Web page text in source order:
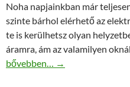
Noha napjainkban már
szinte bárhol elérhető az
te is kerülhetsz olyan
áramra, ám az valamilyen
Ezért nem mindegy egy
bővebben… →